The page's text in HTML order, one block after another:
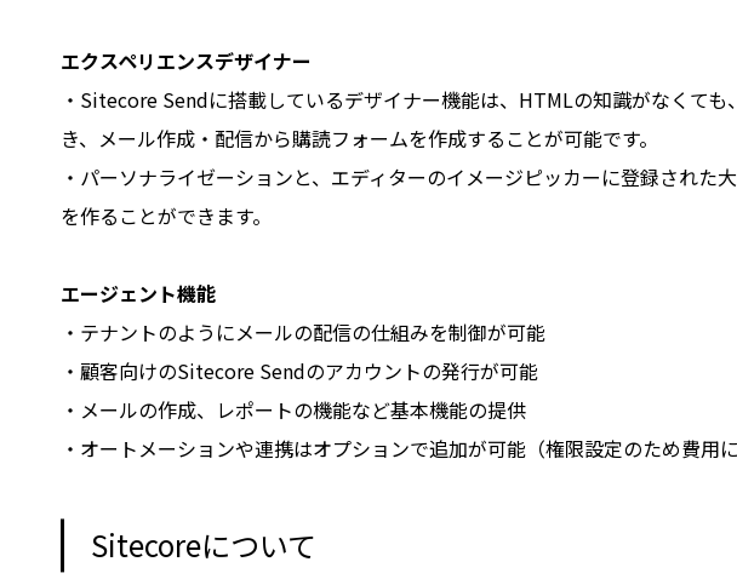
エクスペリエンスデザイナー
・Sitecore Sendに搭載しているデザイナー機能は、HTMLの知識がなくて
き、メール作成・配信から購読フォームを作成することが可能です。
・パーソナライゼーションと、エディターのイメージピッカーに登録され
を作ることができます。
エージェント機能
・テナントのようにメールの配信の仕組みを制御が可能
・顧客向けのSitecore Sendのアカウントの発行が可能
・メールの作成、レポートの機能など基本機能の提供
・オートメーションや連携はオプションで追加が可能（権限設定のため費用
Sitecoreについて